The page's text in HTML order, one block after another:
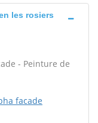
les rosiers
- Peinture de
facade